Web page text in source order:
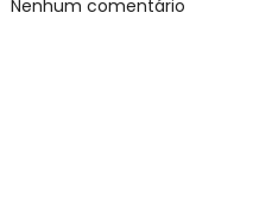
Nenhum comentário